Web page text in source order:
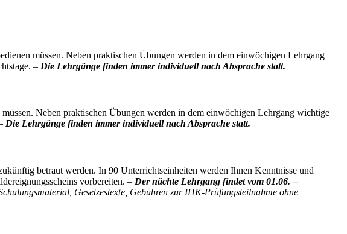
müssen. Neben praktischen Übungen werden in dem einwöchigen Lehrgang
– Die Lehrgänge finden immer individuell nach Absprache statt.
Neben praktischen Übungen werden in dem einwöchigen Lehrgang wichtige
Die Lehrgänge finden immer individuell nach Absprache statt.
betraut werden. In 90 Unterrichtseinheiten werden Ihnen Kenntnisse und
vorbereiten. – Der nächte Lehrgang findet vom 01.06. –
Gesetzestexte, Gebühren zur IHK-Prüfungsteilnahme ohne